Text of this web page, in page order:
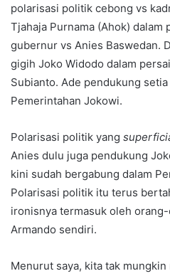
polarisasi politik cebong vs
Tjahaja Purnama (Ahok) dalam
gubernur vs Anies Baswedan.
gigih Joko Widodo dalam
Subianto. Ade pendukung
Pemerintahan Jokowi.
Polarisasi politik yang
Anies dulu juga pendukung
kini sudah bergabung dalam
Polarisasi politik itu terus
ironisnya termasuk oleh
Armando sendiri.
Menurut saya, kita tak